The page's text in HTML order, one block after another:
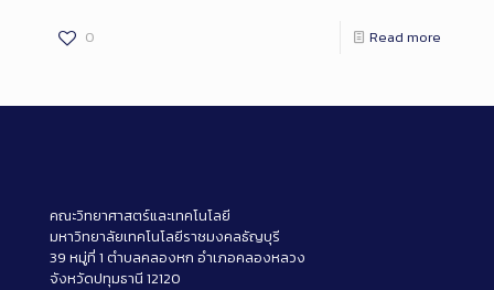
0 Read more
คณะวิทยาศาสตร์และเทคโนโลยี
มหาวิทยาลัยเทคโนโลยีราชมงคลธัญบุรี
39 หมู่ที่ 1 ตำบลคลองหก อำเภอคลองหลวง
จังหวัดปทุมธานี 12120